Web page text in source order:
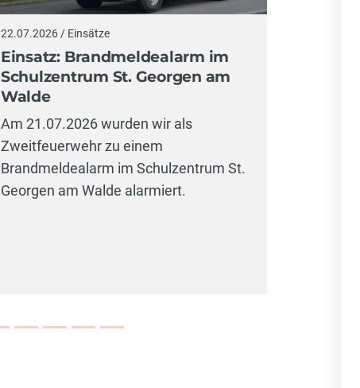
22.07.2026 / Einsätze
Einsatz: Brandmeldealarm im
Schulzentrum St. Georgen am
Walde
Am 21.07.2026 wurden wir als
Zweitfeuerwehr zu einem
Brandmeldealarm im Schulzentrum St.
Georgen am Walde alarmiert.